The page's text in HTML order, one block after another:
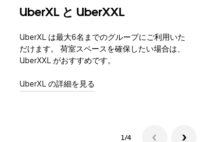
UberXL と UberXXL
UberXL は最大6名までのグループにご利用いた
だけます。 荷室スペースを確保したい場合は、
UberXXL がおすすめです。
UberXL の詳細を見る
1/4